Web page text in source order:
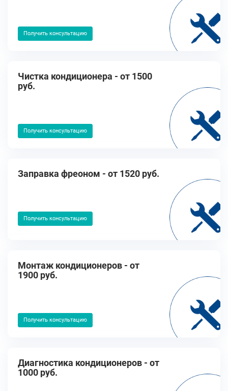
Получить консультацию
Чистка кондиционера - от 1500
руб.
Получить консультацию
Заправка фреоном - от 1520 руб.
Получить консультацию
Монтаж кондиционеров - от
1900 руб.
Получить консультацию
Диагностика кондиционеров - от
1000 руб.